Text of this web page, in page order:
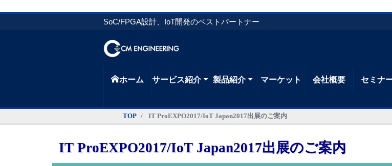
SoC/FPGA設計、IoT開発のベストパートナー
ホーム サービス紹介 製品紹介 マーケット 会社概要 セミナ
TOP IT ProEXPO2017/IoT Japan2017出展のご案内
IT ProEXPO2017/IoT Japan2017出展のご案内